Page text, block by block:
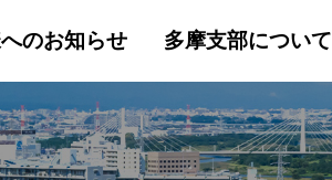
のお知らせ 多摩支部について